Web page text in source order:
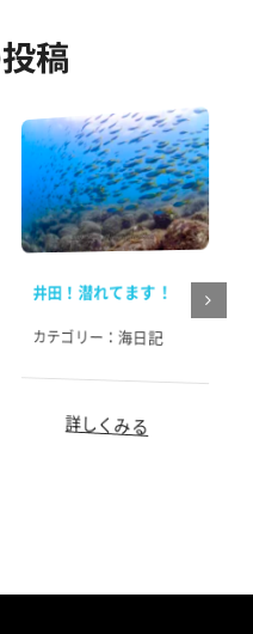
稿
井田！潜れてます！
カテゴリー：海日記
詳しくみる